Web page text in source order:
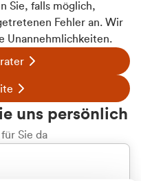
Sie, falls möglich,
Fehler an. Wir
Unannehmlichkeiten.
uns persönlich
Sie da